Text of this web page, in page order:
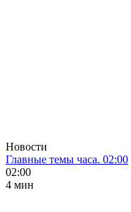
Новости
Главные темы часа. 02:00
02:00
4 мин